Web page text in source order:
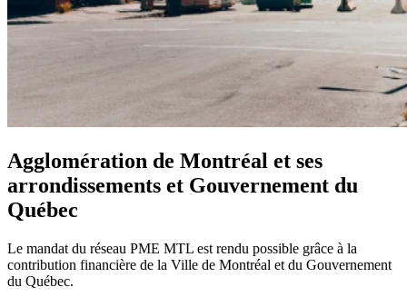
Agglomération de Montréal et ses
arrondissements et Gouvernement du
Québec
Le mandat du réseau PME MTL est rendu possible grâce à la
contribution financière de la Ville de Montréal et du Gouvernement
du Québec.